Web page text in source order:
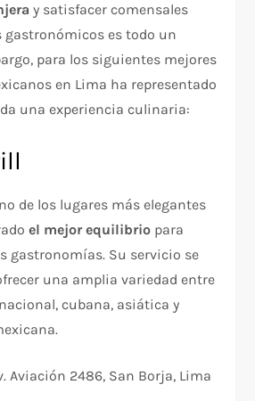
y satisfacer comensales
gastronómicos es todo un
para los siguientes mejores
en Lima ha representado
una experiencia culinaria:
de los lugares más elegantes
el mejor equilibrio para
gastronomías. Su servicio se
una amplia variedad entre
cubana, asiática y
Aviación 2486, San Borja, Lima